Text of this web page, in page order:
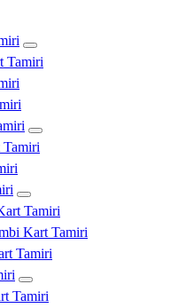
Tamiri
Tamiri
Kart Tamiri
Tamiri
Tamiri